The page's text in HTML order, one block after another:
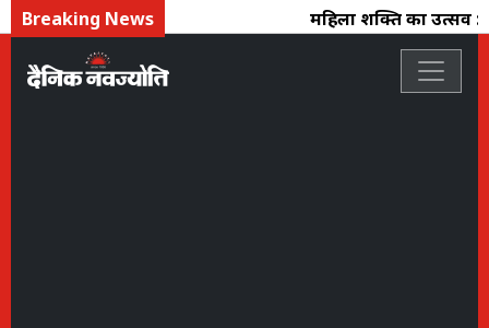
Breaking News महिला शक्ति का उत्सव :